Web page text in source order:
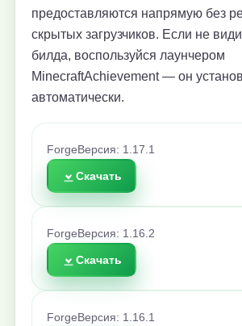
предоставляются напрямую без
скрытых загрузчиков. Если не
билда, воспользуйся лаунчером
MinecraftAchievement — он
автоматически.
Forge Версия: 1.17.1
Скачать
Forge Версия: 1.16.2
Скачать
Forge Версия: 1.16.1